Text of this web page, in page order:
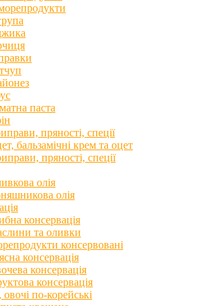
паста
пряності, спеції
бальзамічні крем та оцет
пряності, спеції
олія
олія
консервація
та оливки
консервовані
консервація
консервація
консервація
по-корейські